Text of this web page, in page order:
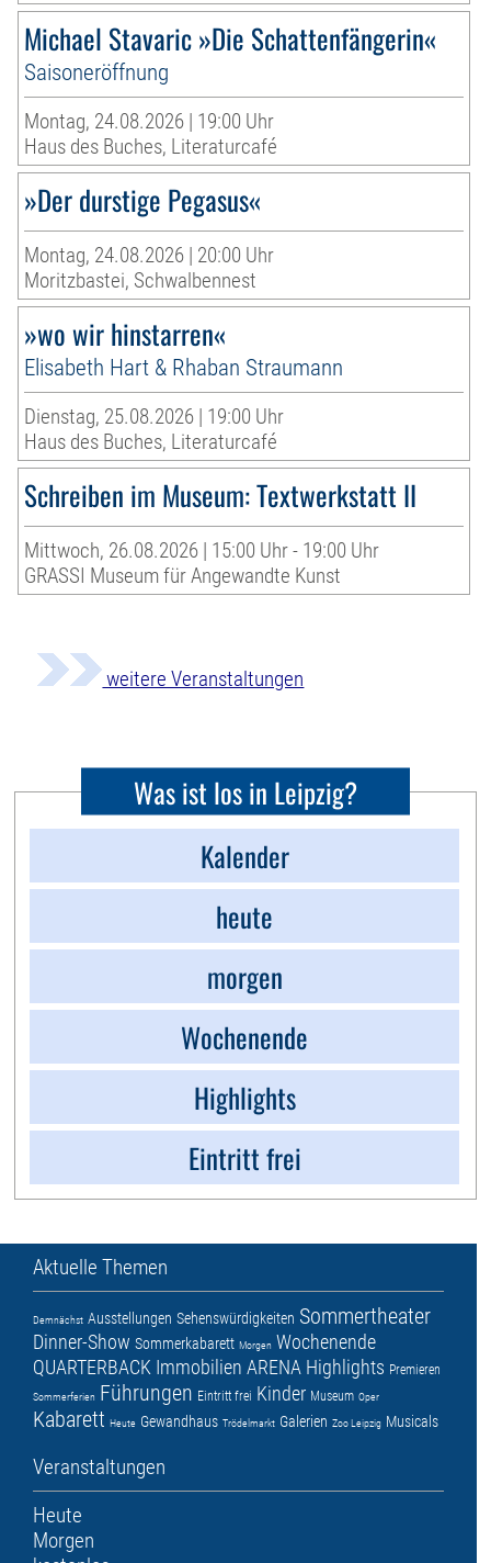
Michael Stavaric »Die Schattenfängerin«
Saisoneröffnung
Montag, 24.08.2026 | 19:00 Uhr
Haus des Buches, Literaturcafé
»Der durstige Pegasus«
Montag, 24.08.2026 | 20:00 Uhr
Moritzbastei, Schwalbennest
»wo wir hinstarren«
Elisabeth Hart & Rhaban Straumann
Dienstag, 25.08.2026 | 19:00 Uhr
Haus des Buches, Literaturcafé
Schreiben im Museum: Textwerkstatt II
Mittwoch, 26.08.2026 | 15:00 Uhr - 19:00 Uhr
GRASSI Museum für Angewandte Kunst
weitere Veranstaltungen
Was ist los in Leipzig?
Kalender
heute
morgen
Wochenende
Highlights
Eintritt frei
Aktuelle Themen
Demnächst Ausstellungen Sehenswürdigkeiten Sommertheater
Dinner-Show Sommerkabarett Morgen Wochenende
QUARTERBACK Immobilien ARENA Highlights Premieren
Sommerferien Führungen Eintritt frei Kinder Museum Oper
Kabarett Heute Gewandhaus Trödelmarkt Galerien Zoo Leipzig Musicals
Veranstaltungen
Heute
Morgen